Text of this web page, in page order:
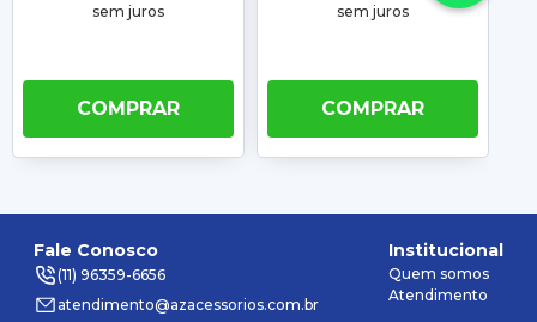
sem juros
COMPRAR
sem juros
COMPRAR
Fale Conosco
(11) 96359-6656
atendimento@azacessorios.com.br
Institucional
Quem somos
Atendimento